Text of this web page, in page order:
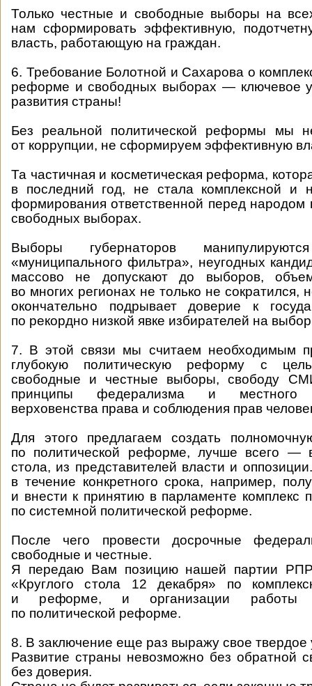
Только честные и свободные выборы на
нам сформировать эффективную,
власть, работающую на граждан.
6. Требование Болотной и Сахарова о
реформе и свободных выборах — ключевое
развития страны!
Без реальной политической реформы мы
от коррупции, не сформируем эффективную
Та частичная и косметическая реформа,
в последний год, не стала комплексной и
формирования ответственной перед народом
свободных выборах.
Выборы губернаторов
«муниципального фильтра», неугодных
массово не допускают до выборов,
во многих регионах не только не сократился,
окончательно подрывает доверие к
по рекордно низкой явке избирателей на
7. В этой связи мы считаем необходимым
глубокую политическую реформу с
свободные и честные выборы, свободу
принципы федерализма и местного
верховенства права и соблюдения прав
Для этого предлагаем создать
по политической реформе, лучше всего —
стола, из представителей власти и
в течение конкретного срока, например,
и внести к принятию в парламенте комплекс
по системной политической реформе.
После чего провести досрочные
свободные и честные.
Я передаю Вам позицию нашей партии
«Круглого стола 12 декабря» по
и реформе, и организации работы
по политической реформе.
8. В заключение еще раз выражу свое твердое
Развитие страны невозможно без обратной
без доверия.